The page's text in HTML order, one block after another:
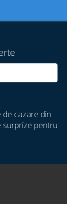
cazare din
surprize pentru